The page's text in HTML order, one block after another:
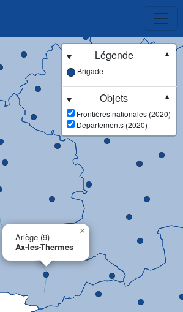
Ariège (9)
Ax-les-Thermes
×
Légende
▼
Brigade
Objets
▼
Frontières nationales (2020)
Départements (2020)